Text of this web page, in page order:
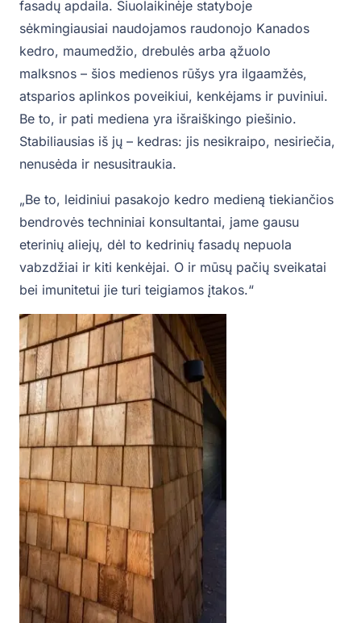
fasadų apdaila. Šiuolaikinėje statyboje
sėkmingiausiai naudojamos raudonojo Kanados
kedro, maumedžio, drebulės arba ąžuolo
malksnos – šios medienos rūšys yra ilgaamžės,
atsparios aplinkos poveikiui, kenkėjams ir puviniui.
Be to, ir pati mediena yra išraiškingo piešinio.
Stabiliausias iš jų – kedras: jis nesikraipo, nesiriečia,
nenusėda ir nesusitraukia.
„Be to, leidiniui pasakojo kedro medieną tiekiančios
bendrovės techniniai konsultantai, jame gausu
eterinių aliejų, dėl to kedrinių fasadų nepuola
vabzdžiai ir kiti kenkėjai. O ir mūsų pačių sveikatai
bei imunitetui jie turi teigiamos įtakos.“